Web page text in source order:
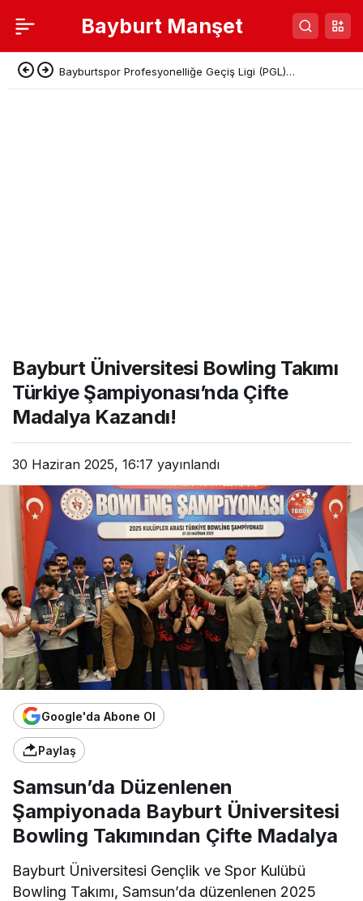
Bayburt Manşet
Bayburtspor Profesyonelliğe Geçiş Ligi (PGL)
Bayburt Üniversitesi Bowling Takımı
Türkiye Şampiyonası’nda Çifte
Madalya Kazandı!
30 Haziran 2025, 16:17 yayınlandı
Google'da Abone Ol
Paylaş
Samsun’da Düzenlenen
Şampiyonada Bayburt Üniversitesi
Bowling Takımından Çifte Madalya
Bayburt Üniversitesi Gençlik ve Spor Kulübü
Bowling Takımı, Samsun’da düzenlenen 2025